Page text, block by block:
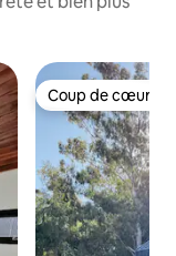
Coup de cœur
Coup de cœur